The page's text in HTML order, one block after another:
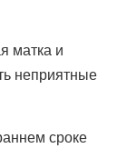
матка и
неприятные
сроке